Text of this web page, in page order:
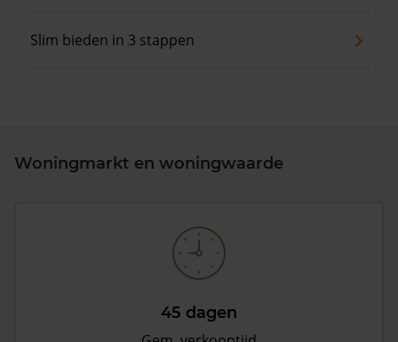
Slim bieden in 3 stappen
Woningmarkt en woningwaarde
45 dagen